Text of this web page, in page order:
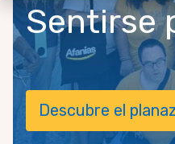
Sentirse
Descubre el